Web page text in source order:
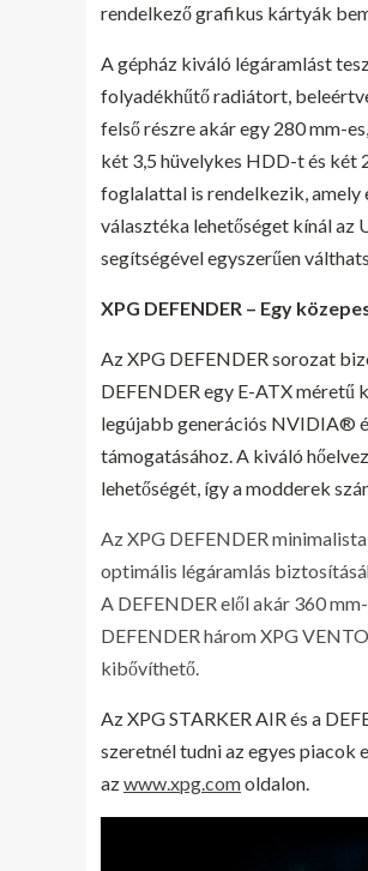
rendelkező grafikus kártyák
A gépház kiváló légáramlást
folyadékhűtő radiátort,
felső részre akár egy 280 mm-
két 3,5 hüvelykes HDD-t és két
foglalattal is rendelkezik, amely
választéka lehetőséget kínál az
segítségével egyszerűen
XPG DEFENDER – Egy
Az XPG DEFENDER sorozat
DEFENDER egy E-ATX méretű
legújabb generációs NVIDIA®
támogatásához. A kiváló
lehetőségét, így a modderek
Az XPG DEFENDER
optimális légáramlás
A DEFENDER elől akár 360
DEFENDER három XPG
kibővíthető.
Az XPG STARKER AIR és a
szeretnél tudni az egyes piacok
azwww.xpg.comoldalon.